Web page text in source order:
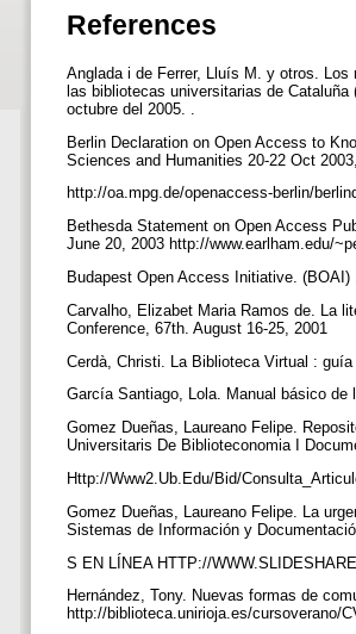
References
Anglada i de Ferrer, Lluís M. y otros.
las bibliotecas universitarias de
octubre del 2005. .
Berlin Declaration on Open Access to
Sciences and Humanities 20-22 Oct
http://oa.mpg.de/openaccess-berlin/
Bethesda Statement on Open Access
June 20, 2003 http://www.earlham.edu/
Budapest Open Access Initiative.
Carvalho, Elizabet Maria Ramos de. La
Conference, 67th. August 16-25, 2001
Cerdà, Christi. La Biblioteca Virtual :
García Santiago, Lola. Manual básico
Gomez Dueñas, Laureano Felipe.
Universitaris De Biblioteconomia I
Http://Www2.Ub.Edu/Bid/
Gomez Dueñas, Laureano Felipe. La
Sistemas de Información y
S EN LÍNEA HTTP://
Hernández, Tony. Nuevas formas de
http://biblioteca.unirioja.es/cursoverano/